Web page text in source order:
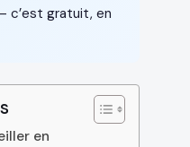
c’est gratuit, en
en